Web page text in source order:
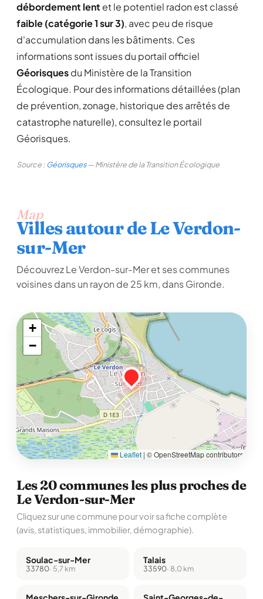
débordement lent et le potentiel radon est classé
faible (catégorie 1 sur 3), avec peu de risque
d'accumulation dans les bâtiments. Ces
informations sont issues du portail officiel
Géorisquesdu Ministère de la Transition
Écologique. Pour des informations détaillées (plan
de prévention, zonage, historique des arrêtés de
catastrophe naturelle), consultez le portail
Géorisques.
Source :Géorisques— Ministère de la Transition Écologique
Map
Villes autour de Le Verdon-
sur-Mer
Découvrez Le Verdon-sur-Mer et ses communes
voisines dans un rayon de 25 km, dans Gironde.
+
−
Leaflet | © OpenStreetMap contributors
Les 20 communes les plus proches de
Le Verdon-sur-Mer
Cliquez sur une commune pour voir sa fiche complète
(avis, statistiques, immobilier, démographie).
Soulac-sur-Mer
33780· 5,7 km
Talais
33590· 8,0 km